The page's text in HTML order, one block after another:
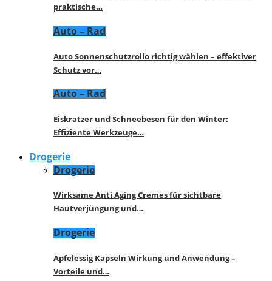
praktische…
Auto – Rad
Auto Sonnenschutzrollo richtig wählen – effektiver
Schutz vor…
Auto – Rad
Eiskratzer und Schneebesen für den Winter:
Effiziente Werkzeuge…
Drogerie
Drogerie
Wirksame Anti Aging Cremes für sichtbare
Hautverjüngung und…
Drogerie
Apfelessig Kapseln Wirkung und Anwendung –
Vorteile und…